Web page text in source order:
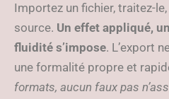
Importez un fichier, traitez-
source. Un effet appliqué,
fluidité s’impose. L’export
une formalité propre et
formats, aucun faux pas